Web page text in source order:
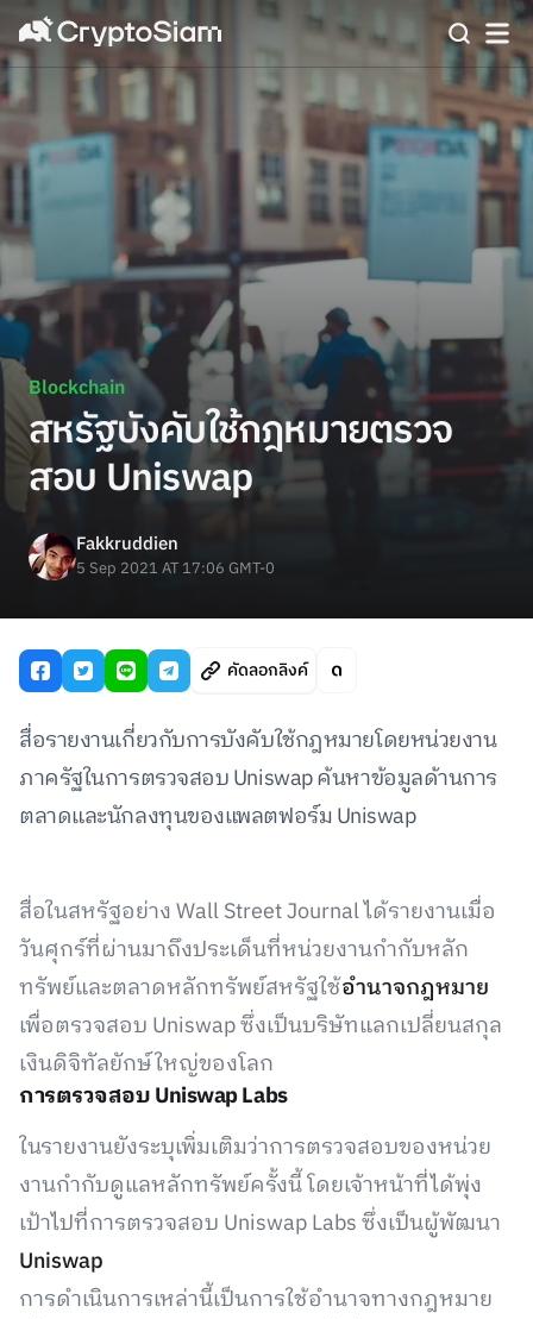
Blockchain
สหรัฐบังคับใช้กฎหมายตรวจ
สอบ Uniswap
Fakkruddien
5 Sep 2021 AT 17:06 GMT-0
คัดลอกลิงค์
สื่อรายงานเกี่ยวกับการบังคับใช้กฎหมายโดยหน่วยงาน
ภาครัฐในการตรวจสอบ Uniswap ค้นหาข้อมูลด้านการ
ตลาดและนักลงทุนของแพลตฟอร์ม Uniswap
สื่อในสหรัฐอย่าง Wall Street Journal ได้รายงานเมื่อ
วันศุกร์ที่ผ่านมาถึงประเด็นที่หน่วยงานกำกับหลัก
ทรัพย์และตลาดหลักทรัพย์สหรัฐใช้อำนาจกฎหมาย
เพื่อตรวจสอบ Uniswap ซึ่งเป็นบริษัทแลกเปลี่ยนสกุล
เงินดิจิทัลยักษ์ใหญ่ของโลก
การตรวจสอบ Uniswap Labs
ในรายงานยังระบุเพิ่มเติมว่าการตรวจสอบของหน่วย
งานกำกับดูแลหลักทรัพย์ครั้งนี้ โดยเจ้าหน้าที่ได้พุ่ง
เป้าไปที่การตรวจสอบ Uniswap Labs ซึ่งเป็นผู้พัฒนา
Uniswap
การดำเนินการเหล่านี้เป็นการใช้อำนาจทางกฎหมาย